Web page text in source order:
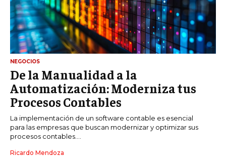
NEGOCIOS
De la Manualidad a la
Automatización: Moderniza tus
Procesos Contables
La implementación de un software contable es esencial
para las empresas que buscan modernizar y optimizar sus
procesos contables....
Ricardo Mendoza